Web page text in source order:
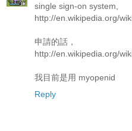
single sign-on system,
http://en.wikipedia.org/
申請的話，
http://en.wikipedia.org/
我目前是用 myopenid
Reply